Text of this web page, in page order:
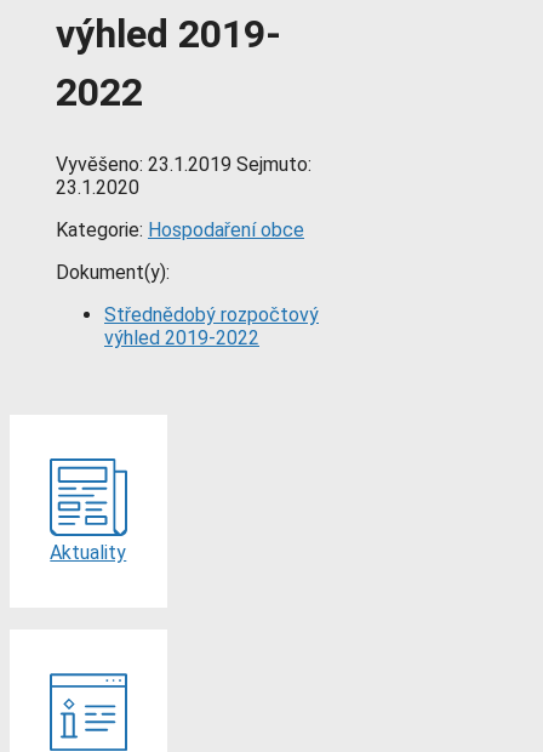
výhled 2019-
2022
Vyvěšeno: 23.1.2019 Sejmuto:
23.1.2020
Kategorie: Hospodaření obce
Dokument(y):
Střednědobý rozpočtový
výhled 2019-2022
Aktuality